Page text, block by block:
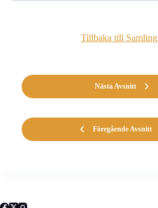
Föregående Avsnitt
Tillbaka till Samling
Nästa Avsnitt